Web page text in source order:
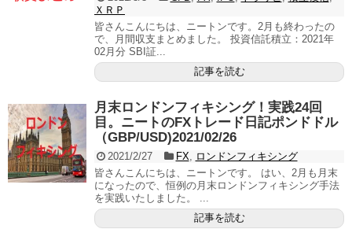
ＸＲＰ
皆さんこんにちは、ニートンです。2月も終わったの
で、月間収支まとめました。 投資信託積立：2021年
02月分 SBI証...
記事を読む
月末ロンドンフィキシング！実践24回
目。ニートのFXトレード日記ポンドドル
（GBP/USD)2021/02/26
2021/2/27 FX, ロンドンフィキシング
皆さんこんにちは、ニートンです。 はい、2月も月末
になったので、恒例の月末ロンドンフィキシング手法
を実践いたしました。 ...
記事を読む